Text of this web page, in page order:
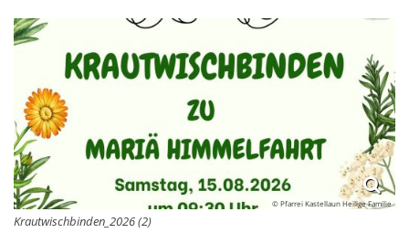
© Pfarrei Kastellaun Heilige Familie
Krautwischbinden_2026 (2)